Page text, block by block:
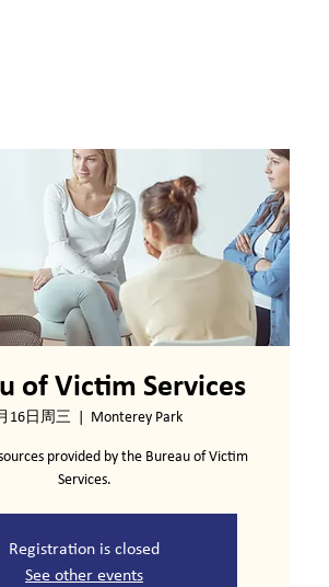
of Victim Services
16日周三
  |
Monterey Park
provided by the Bureau of Victim
Services.
Registration is closed
See other events